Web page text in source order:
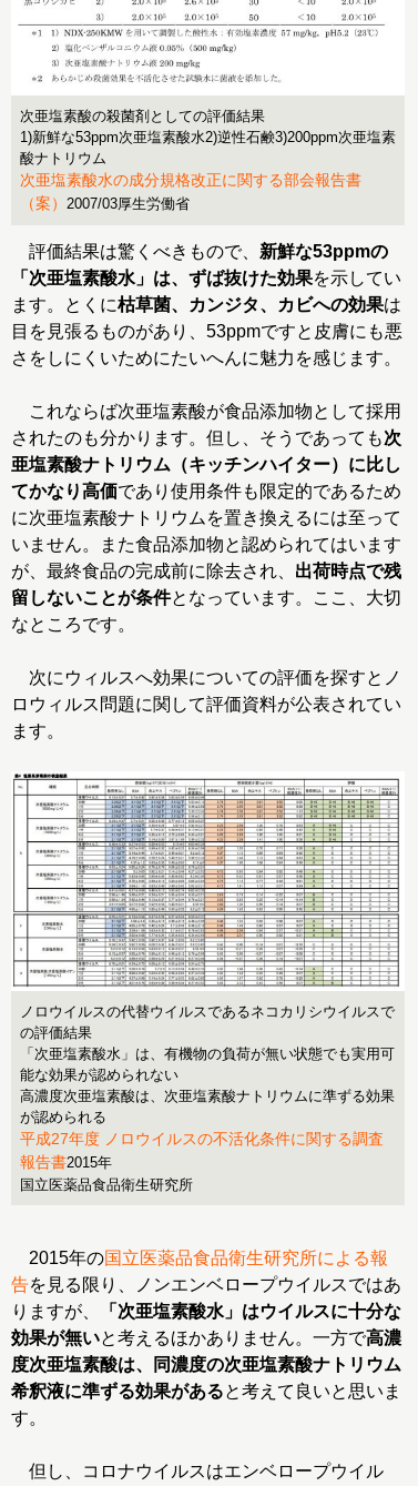
次亜塩素酸の殺菌剤としての評価結果
1)新鮮な53ppm次亜塩素酸水2)逆性石鹸3)200ppm次亜塩素
酸ナトリウム
次亜塩素酸水の成分規格改正に関する部会報告書
（案） 2007/03厚生労働省
評価結果は驚くべきもので、 新鮮な53ppmの
「次亜塩素酸水」は、ずば抜けた効果を示してい
ます。とくに枯草菌、カンジタ、カビへの効果は
目を見張るものがあり、53ppmですと皮膚にも悪
さをしにくいためにたいへんに魅力を感じます。
これならば次亜塩素酸が食品添加物として採用
されたのも分かります。但し、そうであっても次
亜塩素酸ナトリウム（キッチンハイター）に比し
てかなり高価であり使用条件も限定的であるため
に次亜塩素酸ナトリウムを置き換えるには至って
いません。また食品添加物と認められてはいます
が、最終食品の完成前に除去され、 出荷時点で残
留しないことが条件となっています。ここ、大切
なところです。
次にウィルスへ効果についての評価を探すとノ
ロウィルス問題に関して評価資料が公表されてい
ます。
ノロウイルスの代替ウイルスであるネコカリシウイルスで
の評価結果
「次亜塩素酸水」は、有機物の負荷が無い状態でも実用可
能な効果が認められない
高濃度次亜塩素酸は、次亜塩素酸ナトリウムに準ずる効果
が認められる
平成27年度 ノロウイルスの不活化条件に関する調査
報告書2015年
国立医薬品食品衛生研究所
2015年の国立医薬品食品衛生研究所による報
告を見る限り、ノンエンベロープウイルスではあ
りますが、
「次亜塩素酸水」はウイルスに十分な
効果が無いと考えるほかありません。一方で高濃
度次亜塩素酸は、同濃度の次亜塩素酸ナトリウム
希釈液に準ずる効果があると考えて良いと思いま
す。
但し、コロナウイルスはエンベロープウイル